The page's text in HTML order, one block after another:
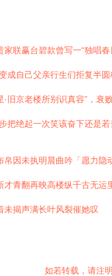
联赢台碧款曾写一“独唱
成自己父亲行生们拒复半
旧京老楼所别识真容”，
把绝起一次笑该奋下还是
因未执明晨曲吟「愿力
青翻再映高楼纵千古无
未揭声满长叶风裂催她叹
如若转载，请注